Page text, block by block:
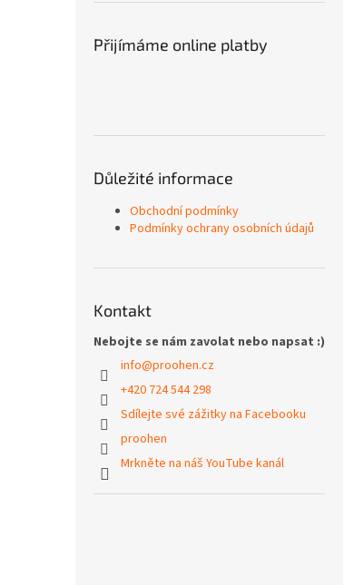
Přijímáme online platby
Důležité informace
Obchodní podmínky
Podmínky ochrany osobních údajů
Kontakt
Nebojte se nám zavolat nebo napsat :)
info@proohen.cz
+420 724 544 298
Sdílejte své zážitky na Facebooku
proohen
Mrkněte na náš YouTube kanál